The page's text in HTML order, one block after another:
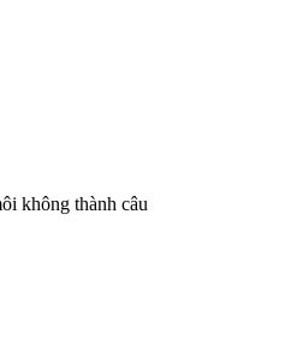
không thành câu